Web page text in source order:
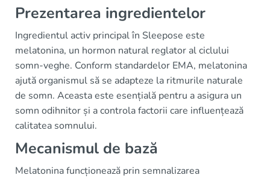
Prezentarea ingredientelor
Ingredientul activ principal în Sleepose este
melatonina, un hormon natural reglator al ciclului
somn-veghe. Conform standardelor EMA, melatonina
ajută organismul să se adapteze la ritmurile naturale
de somn. Aceasta este esențială pentru a asigura un
somn odihnitor și a controla factorii care influențează
calitatea somnului.
Mecanismul de bază
Melatonina funcționează prin semnalizarea